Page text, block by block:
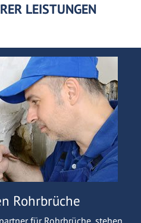
LEISTUNGEN
Rohrbrüche